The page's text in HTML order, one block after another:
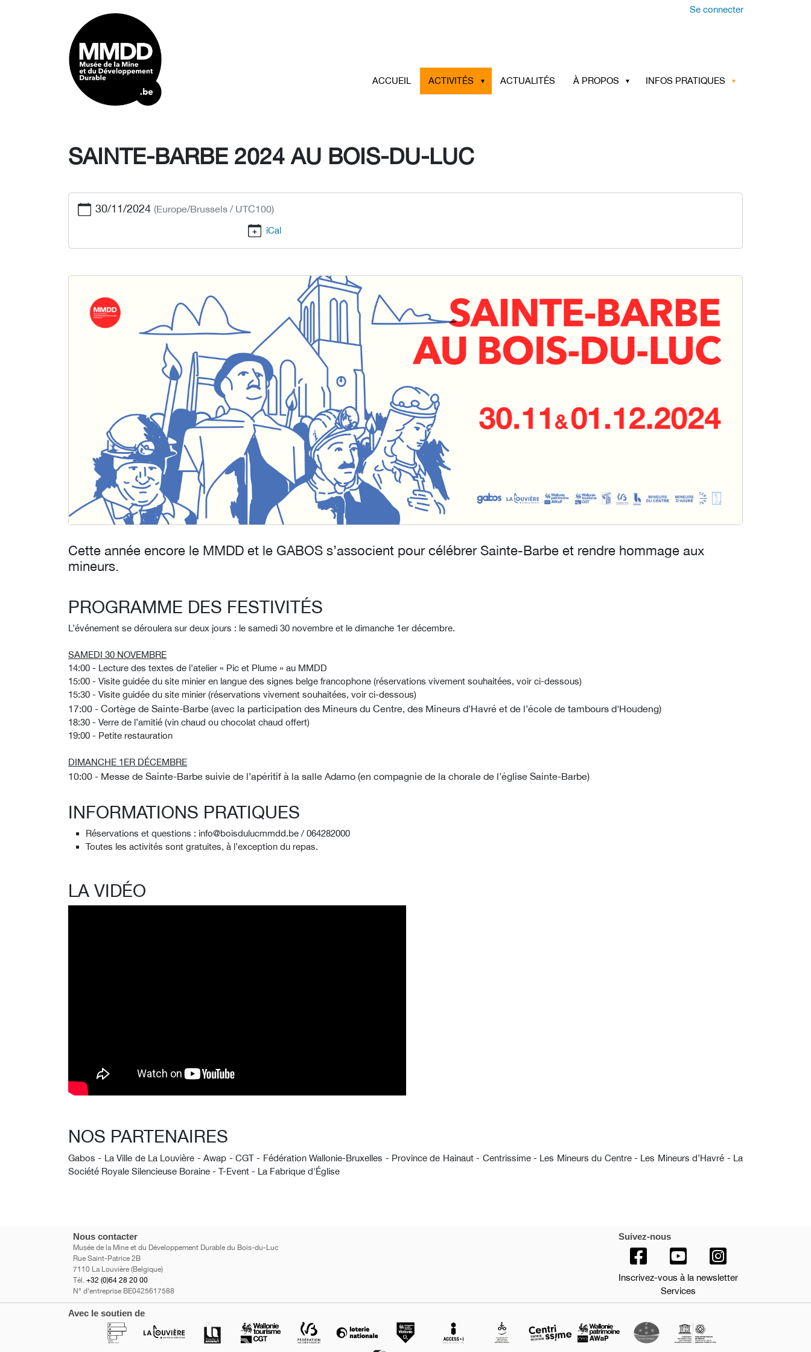
Se connecter
ACCUEIL ACTIVITÉS ACTUALITÉS À PROPOS INFOS PRATIQUES
SAINTE-BARBE 2024 AU BOIS-DU-LUC
30/11/2024 (Europe/Brussels / UTC100)
iCal
Cette année encore le MMDD et le GABOS s’associent pour célébrer Sainte-Barbe et rendre hommage aux
mineurs.
PROGRAMME DES FESTIVITÉS
L’événement se déroulera sur deux jours : le samedi 30 novembre et le dimanche 1er décembre.
SAMEDI 30 NOVEMBRE
14:00 - Lecture des textes de l’atelier « Pic et Plume » au MMDD
15:00 - Visite guidée du site minier en langue des signes belge francophone (réservations vivement souhaitées, voir ci-dessous)
15:30 - Visite guidée du site minier (réservations vivement souhaitées, voir ci-dessous)
17:00 - Cortège de Sainte-Barbe (avec la participation des Mineurs du Centre, des Mineurs d’Havré et de l’école de tambours d'Houdeng)
18:30 - Verre de l’amitié (vin chaud ou chocolat chaud offert)
19:00 - Petite restauration
DIMANCHE 1ER DÉCEMBRE
10:00 - Messe de Sainte-Barbe suivie de l’apéritif à la salle Adamo (en compagnie de la chorale de l’église Sainte-Barbe)
INFORMATIONS PRATIQUES
Réservations et questions : info@boisdulucmmdd.be / 064282000
Toutes les activités sont gratuites, à l’exception du repas.
LA VIDÉO
NOS PARTENAIRES
Gabos - La Ville de La Louvière - Awap - CGT - Fédération Wallonie-Bruxelles - Province de Hainaut - Centrissime - Les Mineurs du Centre - Les Mineurs d’Havré - La
Société Royale Silencieuse Boraine - T-Event - La Fabrique d'Église
Nous contacter
Musée de la Mine et du Développement Durable du Bois-du-Luc
Rue Saint-Patrice 2B
7110 La Louvière (Belgique)
Tél. +32 (0)64 28 20 00
N° d'entreprise BE0425617588
Suivez-nous
Inscrivez-vous à la newsletter
Services
Avec le soutien de